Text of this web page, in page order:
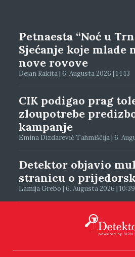
Petnaesta “Noć u
Sjećanje koje mlade
nove rovove
Dejan Rakita | 6. Augusta 2026 | 14:13
CIK podigao prag
zloupotrebe
kampanje
Emina Dizdarević Tahmiščija | 6.
Detektor objavio
stranicu o
Lamija Grebo | 6. Augusta 2026 | 10:39